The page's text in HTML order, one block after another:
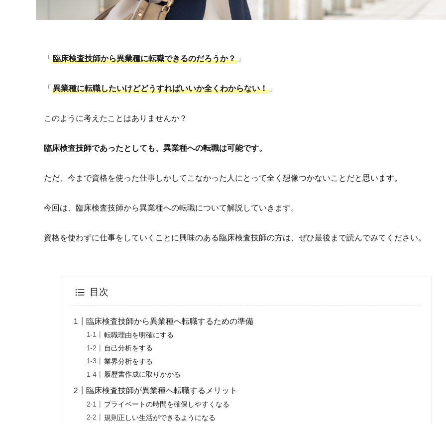
「 臨床検査技師から異業種に転職できるのだろうか？ 」
「 異業種に転職したいけどどうすればいいか全くわからない！ 」
このように考えたことはありませんか？
臨床検査技師であったとしても、異業種への転職は可能です。
ただ、今まで資格を使った仕事しかしてこなかった人にとって全く想像つかないことだと思います。
今回は、臨床検査技師から異業種への転職について解説していきます。
資格を使わずに仕事をしていくことに興味のある臨床検査技師の方は、ぜひ最後まで読んでみてください。
目次
臨床検査技師から異業種へ転職するための準備
転職理由を明確にする
自己分析をする
業界分析をする
履歴書作成に取りかかる
臨床検査技師が異業種へ転職するメリット
プライベートの時間を確保しやすくなる
規則正しい生活ができるようになる